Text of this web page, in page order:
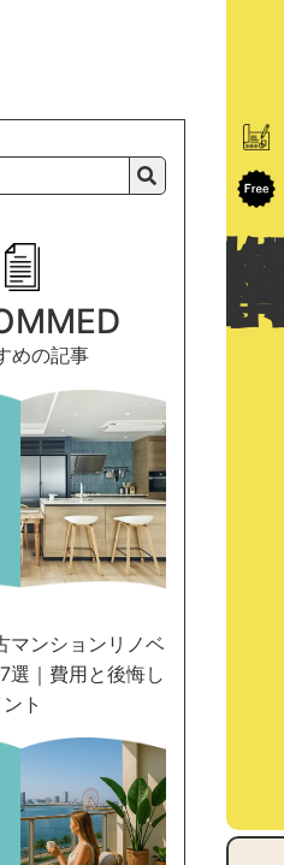
めの記事
マンションリノベ
選｜費用と後悔し
ト